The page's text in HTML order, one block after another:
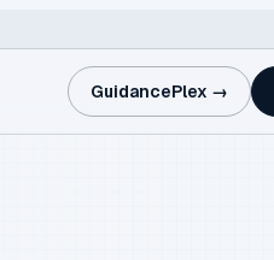
GuidancePlex →